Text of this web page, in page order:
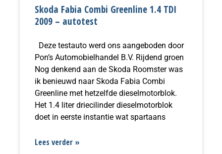
Skoda Fabia Combi Greenline 1.4 TDI
2009 – autotest
Deze testauto werd ons aangeboden door
Pon’s Automobielhandel B.V. Rijdend groen
Nog denkend aan de Skoda Roomster was
ik benieuwd naar Skoda Fabia Combi
Greenline met hetzelfde dieselmotorblok.
Het 1.4 liter driecilinder dieselmotorblok
doet in eerste instantie wat spartaans
Lees verder »